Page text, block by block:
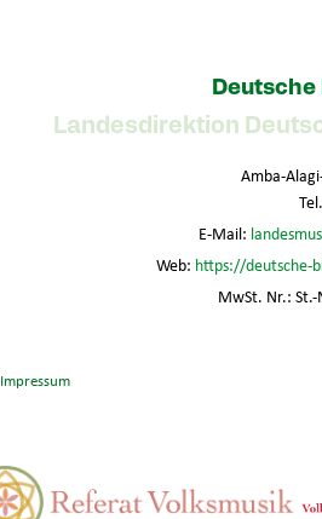
Landesdirektion
Amba-
E-Mail:
Web: https://deutsche-
MwSt. Nr.:
Impressum